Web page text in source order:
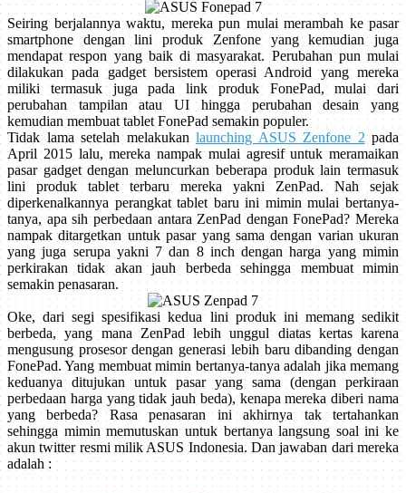
Seiring berjalannya waktu, mereka pun mulai merambah ke pasar
smartphone dengan lini produk Zenfone yang kemudian juga
mendapat respon yang baik di masyarakat. Perubahan pun mulai
dilakukan pada gadget bersistem operasi Android yang mereka
miliki termasuk juga pada link produk FonePad, mulai dari
perubahan tampilan atau UI hingga perubahan desain yang
kemudian membuat tablet FonePad semakin populer.
Tidak lama setelah melakukan launching ASUS Zenfone 2pada
April 2015 lalu, mereka nampak mulai agresif untuk meramaikan
pasar gadget dengan meluncurkan beberapa produk lain termasuk
lini produk tablet terbaru mereka yakni ZenPad. Nah sejak
diperkenalkannya perangkat tablet baru ini mimin mulai bertanya-
tanya, apa sih perbedaan antara ZenPad dengan FonePad? Mereka
nampak ditargetkan untuk pasar yang sama dengan varian ukuran
yang juga serupa yakni 7 dan 8 inch dengan harga yang mimin
perkirakan tidak akan jauh berbeda sehingga membuat mimin
semakin penasaran.
Oke, dari segi spesifikasi kedua lini produk ini memang sedikit
berbeda, yang mana ZenPad lebih unggul diatas kertas karena
mengusung prosesor dengan generasi lebih baru dibanding dengan
FonePad. Yang membuat mimin bertanya-tanya adalah jika memang
keduanya ditujukan untuk pasar yang sama (dengan perkiraan
perbedaan harga yang tidak jauh beda), kenapa mereka diberi nama
yang berbeda? Rasa penasaran ini akhirnya tak tertahankan
sehingga mimin memutuskan untuk bertanya langsung soal ini ke
akun twitter resmi milik ASUS Indonesia. Dan jawaban dari mereka
adalah :